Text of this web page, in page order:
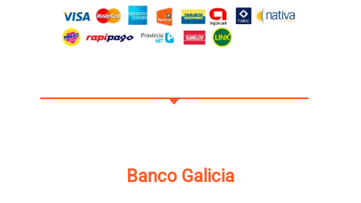
Banco Galicia